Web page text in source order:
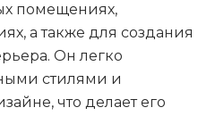
помещениях,
а также для создания
Он легко
стилями и
что делает его